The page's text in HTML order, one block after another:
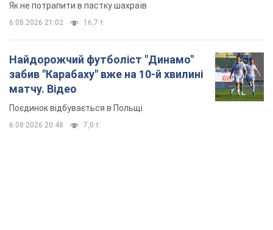
Як не потрапити в пастку шахраїв
6.08.2026 21:02 16,7 т.
Найдорожчий футболіст "Динамо"
забив "Карабаху" вже на 10-й хвилині
матчу. Відео
Поєдинок відбувається в Польщі
6.08.2026 20:48 7,0 т.